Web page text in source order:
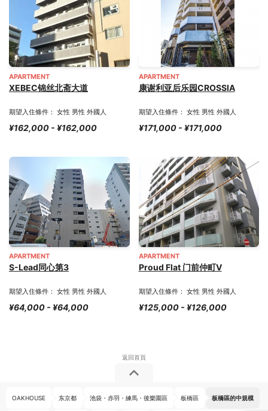
APARTMENT
XEBEC锦丝北斋大道
期望入住條件： 女性 男性 外國人
¥162,000 - ¥162,000
APARTMENT
康谢利亚后乐园CROSSIA
期望入住條件： 女性 男性 外國人
¥171,000 - ¥171,000
APARTMENT
S-Lead同心第3
期望入住條件： 女性 男性 外國人
¥64,000 - ¥64,000
APARTMENT
Proud Flat 门前仲町Ⅴ
期望入住條件： 女性 男性 外國人
¥125,000 - ¥126,000
OAKHOUSE 东京都 池袋・赤羽・練馬・後樂園區 板橋區 板橋區的中規模